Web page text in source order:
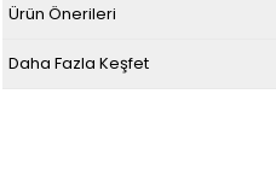
Ürün Önerileri
Daha Fazla Keşfet